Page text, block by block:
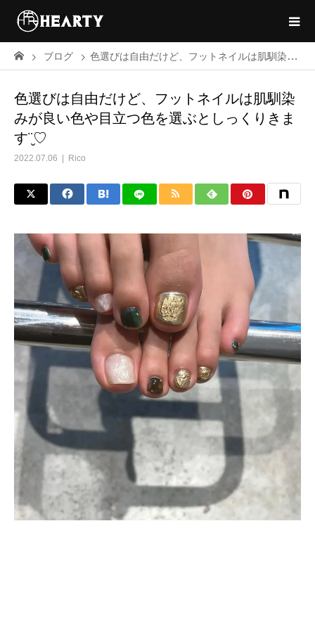
ブログ 色選びは自由だけど、フットネイルは肌馴染みが良い色や目立つ色を選ぶとしっくりきます¨̮♡
色選びは自由だけど、フットネイルは肌馴染
みが良い色や目立つ色を選ぶとしっくりきま
す¨̮♡
2022.07.06 Rico